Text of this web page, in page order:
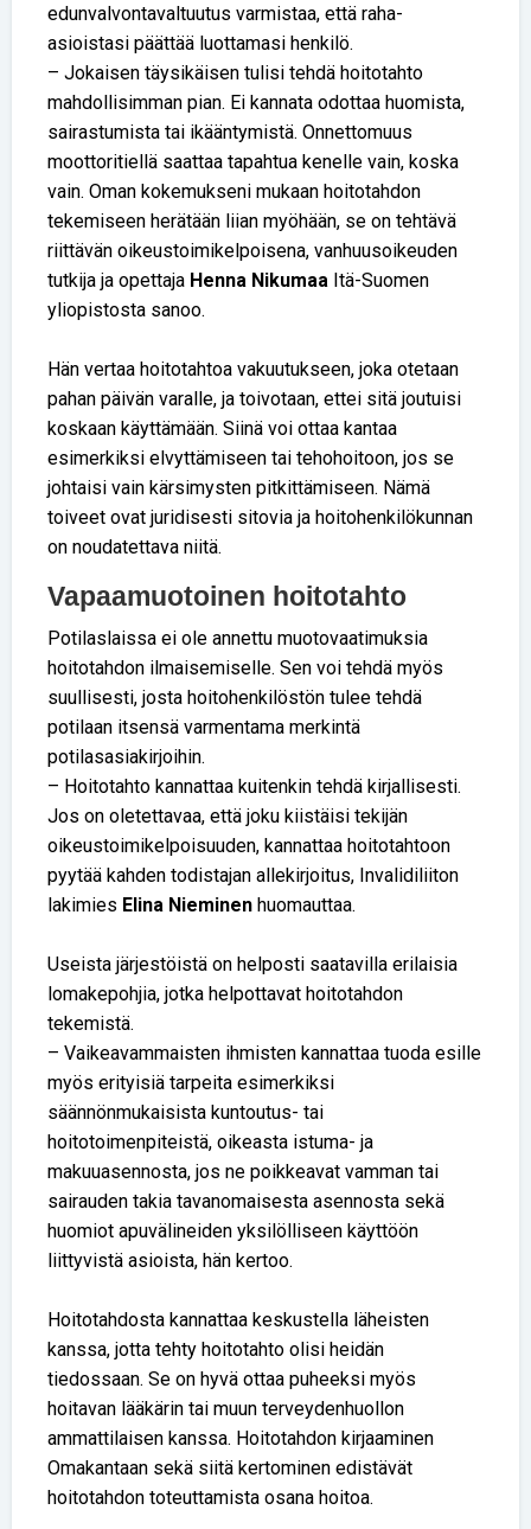
edunvalvontavaltuutus varmistaa, että raha-
asioistasi päättää luottamasi henkilö.
– Jokaisen täysikäisen tulisi tehdä hoitotahto
mahdollisimman pian. Ei kannata odottaa huomista,
sairastumista tai ikääntymistä. Onnettomuus
moottoritiellä saattaa tapahtua kenelle vain, koska
vain. Oman kokemukseni mukaan hoitotahdon
tekemiseen herätään liian myöhään, se on tehtävä
riittävän oikeustoimikelpoisena, vanhuusoikeuden
tutkija ja opettaja Henna Nikumaa Itä-Suomen
yliopistosta sanoo.
Hän vertaa hoitotahtoa vakuutukseen, joka otetaan
pahan päivän varalle, ja toivotaan, ettei sitä joutuisi
koskaan käyttämään. Siinä voi ottaa kantaa
esimerkiksi elvyttämiseen tai tehohoitoon, jos se
johtaisi vain kärsimysten pitkittämiseen. Nämä
toiveet ovat juridisesti sitovia ja hoitohenkilökunnan
on noudatettava niitä.
Vapaamuotoinen hoitotahto
Potilaslaissa ei ole annettu muotovaatimuksia
hoitotahdon ilmaisemiselle. Sen voi tehdä myös
suullisesti, josta hoitohenkilöstön tulee tehdä
potilaan itsensä varmentama merkintä
potilasasiakirjoihin.
– Hoitotahto kannattaa kuitenkin tehdä kirjallisesti.
Jos on oletettavaa, että joku kiistäisi tekijän
oikeustoimikelpoisuuden, kannattaa hoitotahtoon
pyytää kahden todistajan allekirjoitus, Invalidiliiton
lakimies Elina Nieminen huomauttaa.
Useista järjestöistä on helposti saatavilla erilaisia
lomakepohjia, jotka helpottavat hoitotahdon
tekemistä.
– Vaikeavammaisten ihmisten kannattaa tuoda esille
myös erityisiä tarpeita esimerkiksi
säännönmukaisista kuntoutus- tai
hoitotoimenpiteistä, oikeasta istuma- ja
makuuasennosta, jos ne poikkeavat vamman tai
sairauden takia tavanomaisesta asennosta sekä
huomiot apuvälineiden yksilölliseen käyttöön
liittyvistä asioista, hän kertoo.
Hoitotahdosta kannattaa keskustella läheisten
kanssa, jotta tehty hoitotahto olisi heidän
tiedossaan. Se on hyvä ottaa puheeksi myös
hoitavan lääkärin tai muun terveydenhuollon
ammattilaisen kanssa. Hoitotahdon kirjaaminen
Omakantaan sekä siitä kertominen edistävät
hoitotahdon toteuttamista osana hoitoa.